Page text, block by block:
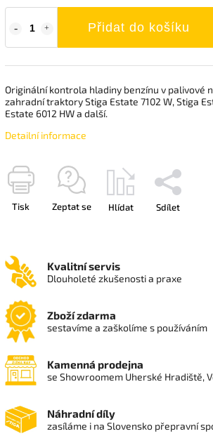
Přidat do košíku
Originální kontrola hladiny benzínu v palivové
zahradní traktory Stiga Estate 7102 W, Stiga
Estate 6012 HW a další.
Detailní informace
Tisk Zeptat se Hlídat Sdílet
Kvalitní servis
Dlouholeté zkušenosti a praxe
Zboží zdarma
sestavíme a zaškolíme s používáním
Kamenná prodejna
se Showroomem Uherské Hradiště,
Náhradní díly
zasíláme i na Slovensko přepravní